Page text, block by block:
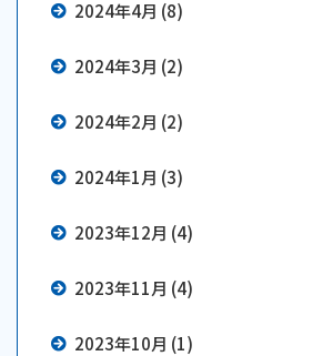
2024年4月 (8)
2024年3月 (2)
2024年2月 (2)
2024年1月 (3)
2023年12月 (4)
2023年11月 (4)
2023年10月 (1)